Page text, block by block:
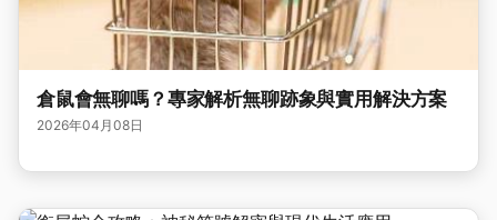
倉鼠會無聊嗎？專家解析無聊跡象與實用解決方案
2026年04月08日